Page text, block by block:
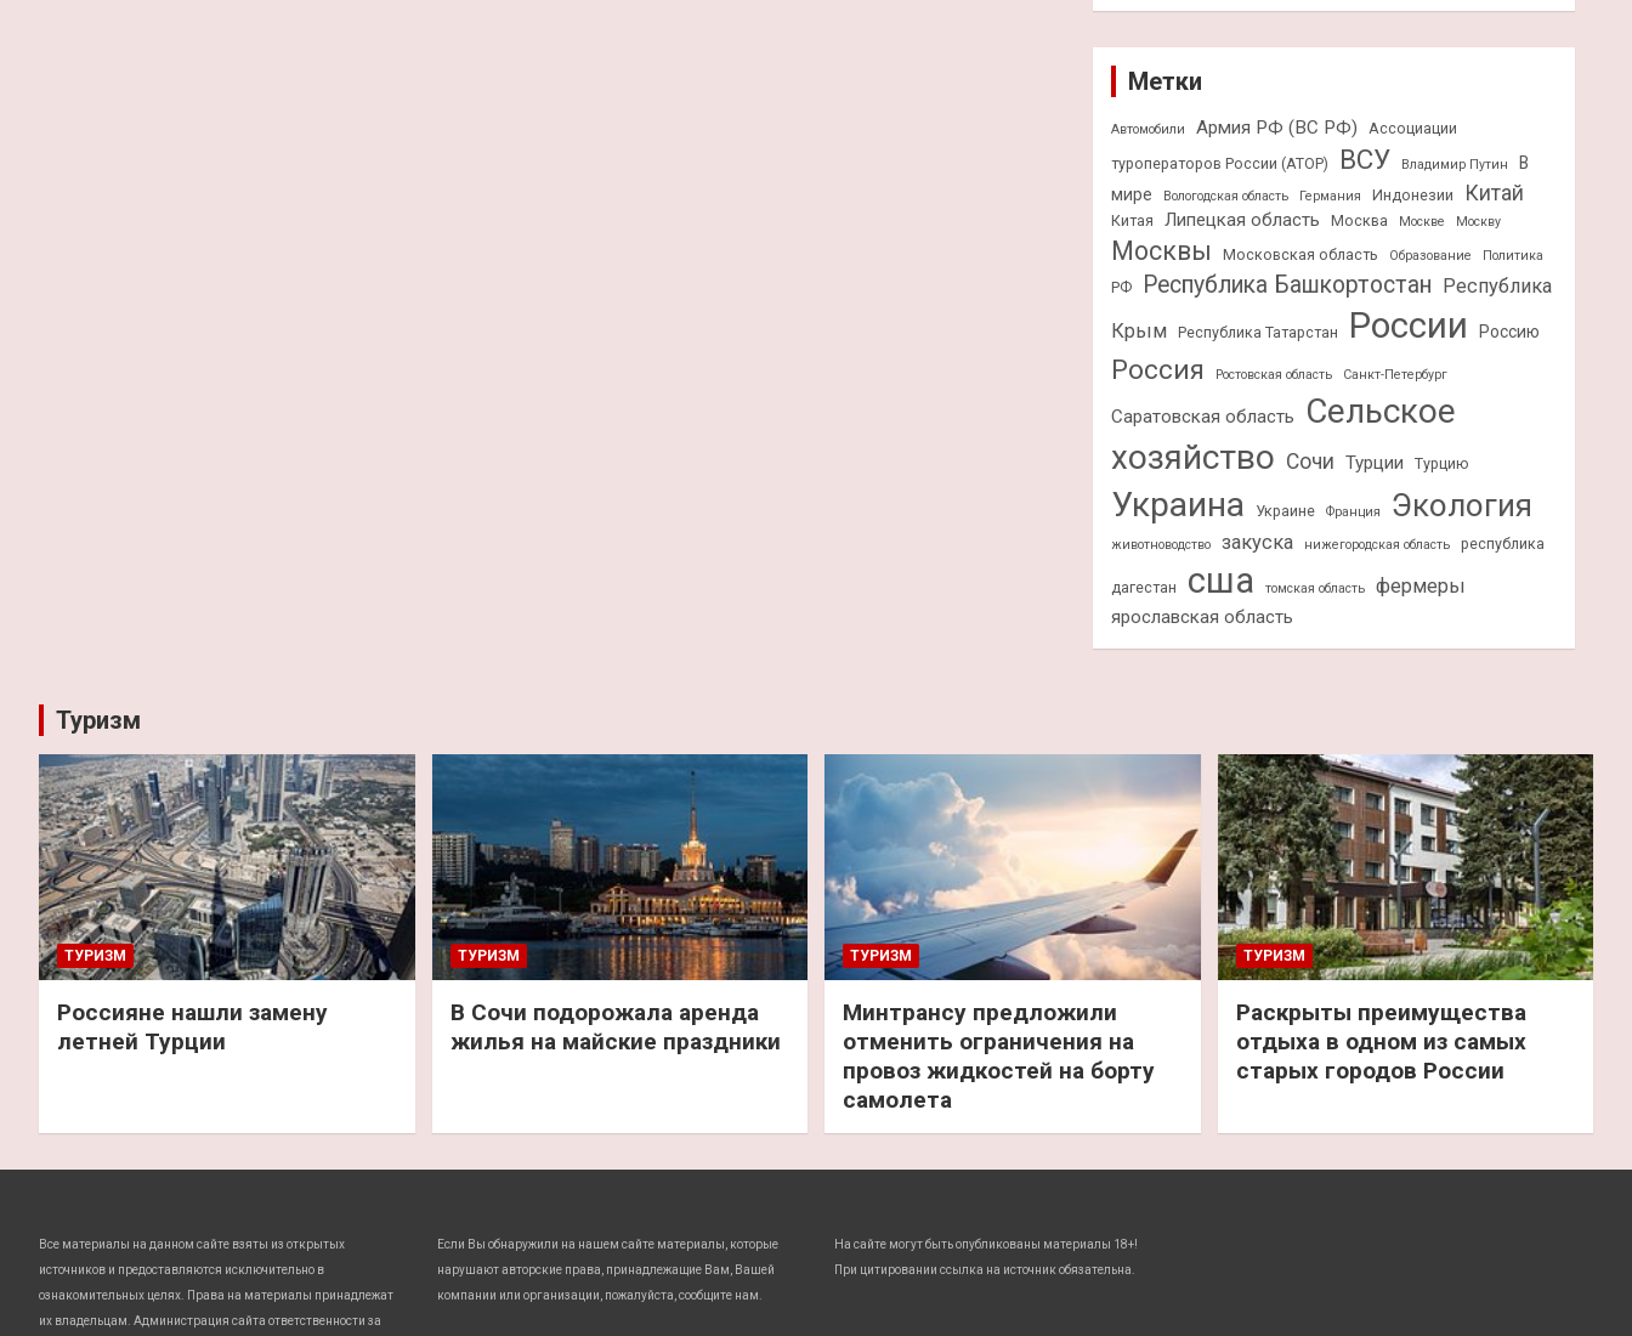
Метки
Автомобили Армия РФ (ВС РФ)
Ассоциации
туроператоров России (АТОР)
ВСУ Владимир Путин
В
мире
Вологодская область Германия Индонезии Китай
Китая Липецкая область Москва Москве Москву
Москвы Московская область Образование Политика
РФ Республика Башкортостан Республика
Крым
Республика Татарстан России Россию
Россия Ростовская область Санкт-Петербург
Саратовская область
Сельское
хозяйство Сочи Турции Турцию
Украина Украине Франция Экология
животноводство закуска нижегородская область республика
дагестан сша томская область фермеры
ярославская область
Туризм
ТУРИЗМ
Россияне нашли замену
летней Турции
ТУРИЗМ
В Сочи подорожала аренда
жилья на майские праздники
ТУРИЗМ
Минтрансу предложили
отменить ограничения на
провоз жидкостей на борту
самолета
ТУРИЗМ
Раскрыты преимущества
отдыха в одном из самых
старых городов России
Все материалы на данном сайте взяты из открытых
источников и предоставляются исключительно в
ознакомительных целях. Права на материалы принадлежат
их владельцам. Администрация сайта ответственности за
Если Вы обнаружили на нашем сайте материалы, которые
нарушают авторские права, принадлежащие Вам, Вашей
компании или организации, пожалуйста, сообщите нам.
На сайте могут быть опубликованы материалы 18+!
При цитировании ссылка на источник обязательна.